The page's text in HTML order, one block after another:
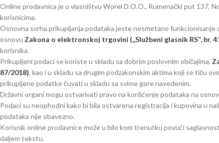
Online prodavnica je u vlasništvu Worel D.O.O., Rumenački put 137,
korisnicima.
Osnovna svrha prikupljanja podataka jeste nesmetano
osnovu Zakona o elektronskoj trgovini („Službeni glasnik RS”, br.
korisnika.
Prikupljeni podaci se koriste u skladu sa dobrim poslovnim običajima,
87/2018), kao i u skladu sa drugim podzakonskim aktima koji se tiču
prikupljene podatke čuvati u skladu sa svime gore navedenim.
Državni organi mogu ostvarivati pravo na korišćenje podataka na
Podaci su neophodni kako bi bila ostvarena registracija i kupovina u
podataka nije obavezno.
Korisnik online prodavnice može u bilo kom trenutku povući
daljem tekstu.